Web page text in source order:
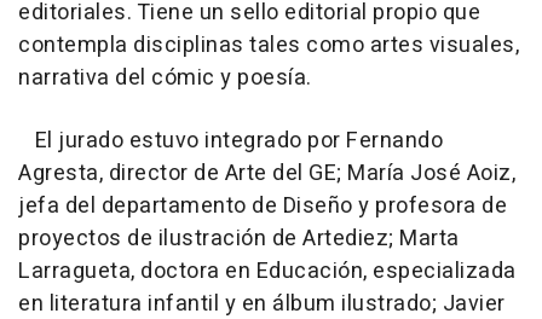
editoriales. Tiene un sello editorial propio que
contempla disciplinas tales como artes visuales,
narrativa del cómic y poesía.
El jurado estuvo integrado por Fernando
Agresta, director de Arte del GE; María José Aoiz,
jefa del departamento de Diseño y profesora de
proyectos de ilustración de Artediez; Marta
Larragueta, doctora en Educación, especializada
en literatura infantil y en álbum ilustrado; Javier